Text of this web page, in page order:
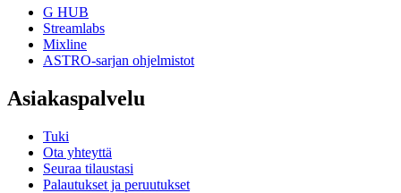
G HUB
Streamlabs
Mixline
ASTRO-sarjan ohjelmistot
Asiakaspalvelu
Tuki
Ota yhteyttä
Seuraa tilaustasi
Palautukset ja peruutukset